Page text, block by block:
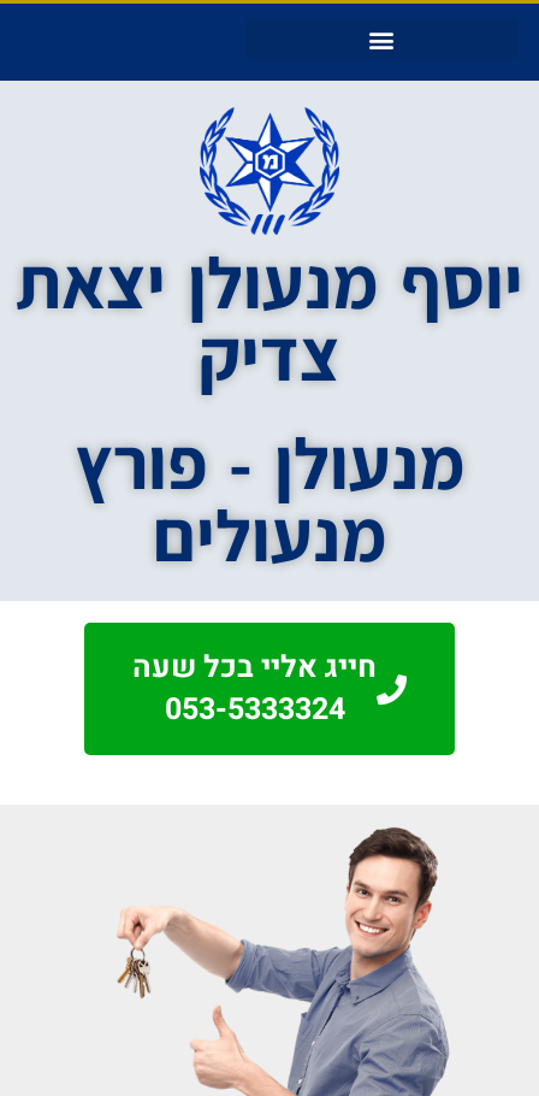
יוסף מנעולן יצאת
צדיק
מנעולן - פורץ
מנעולים
חייג אליי בכל שעה
053-5333324